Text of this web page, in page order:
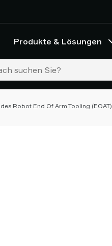
Produkte & Lösungen
Robot End Of Arm Tooling (EOAT)